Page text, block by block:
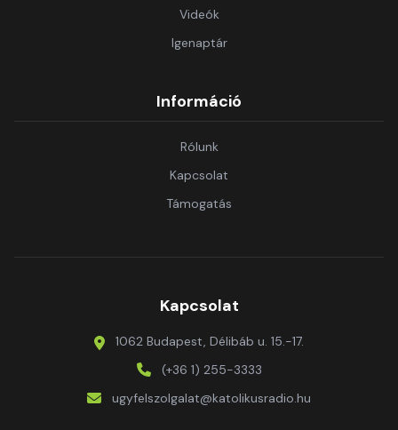
Videók
Igenaptár
Információ
Rólunk
Kapcsolat
Támogatás
Kapcsolat
1062 Budapest, Délibáb u. 15.-17.
(+36 1) 255-3333
ugyfelszolgalat@katolikusradio.hu